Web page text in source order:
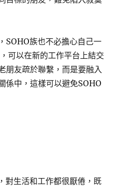
族也不必擔心自己一
可以在新的工作平台上結交
朋友疏於聯繫，而是要融入
係中，這樣可以避免SOHO
生活和工作都很厭倦，既